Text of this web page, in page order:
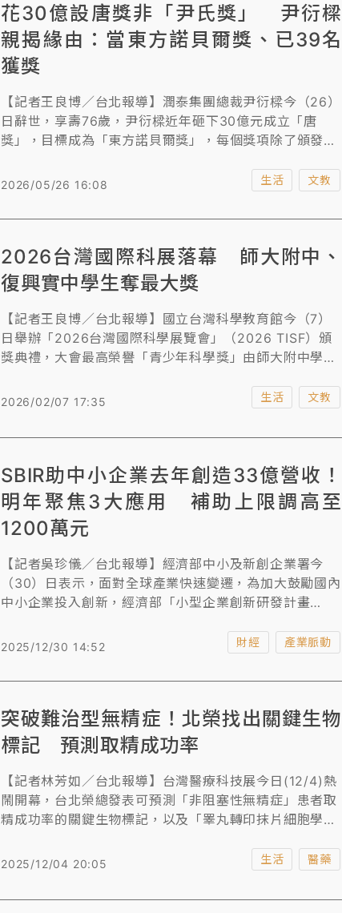
花30億設唐獎非「尹氏獎」 尹衍樑
親揭緣由：當東方諾貝爾獎、已39名
獲獎
【記者王良博／台北報導】潤泰集團總裁尹衍樑今（26）
日辭世，享壽76歲，尹衍樑近年砸下30億元成立「唐
獎」，目標成為「東方諾貝爾獎」，每個獎項除了頒發
展、生技醫藥、漢學及法治共4個類別，目前為止已有39
學家許倬雲、學者余英時等，也有不少得獎者後續獲得諾
興建達賢圖書館，即有他捐資13億元。
2026/05/26 16:08 生活 文教
2026台灣國際科展落幕 師大附中、
復興實中學生奪最大獎
【記者王良博／台北報導】國立台灣科學教育館今（7）
日舉辦「2026台灣國際科學展覽會」（2026 TISF）頒
獎典禮，大會最高榮譽「青少年科學獎」由師大附中學生
Rei Nagasaka獲得，打敗明星高中與美國常勝軍。
2026/02/07 17:35 生活 文教
SBIR助中小企業去年創造33億營收！
明年聚焦3大應用 補助上限調高至
1200萬元
【記者吳珍儀／台北報導】經濟部中小及新創企業署今
（30）日表示，面對全球產業快速變遷，為加大鼓勵國內
中小企業投入創新，經濟部「小型企業創新研發計畫
助中小企業因投入資金多、風險高而對產業創新裹足不前
技術研發或商業模式的創新，將好點子加速轉化為產品創
2025/12/30 14:52 財經 產業脈動
突破難治型無精症！北榮找出關鍵生物
標記 預測取精成功率
【記者林芳如／台北報導】台灣醫療科技展今日(12/4)熱
鬧開幕，台北榮總發表可預測「非阻塞性無精症」患者取
精成功率的關鍵生物標記，以及「睪丸轉印抹片細胞學技
手台科大研發「智慧感測足壓異常分析功能襪」，未來可
2025/12/04 20:05 生活 醫藥